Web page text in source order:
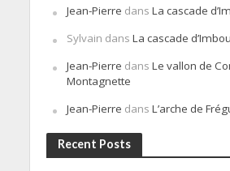
Jean-Pierre dans La cascade
Sylvain dans La cascade
Jean-Pierre dans Le vallon de
Montagnette
Jean-Pierre dans L’arche de
Recent Posts